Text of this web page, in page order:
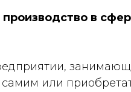
в
или